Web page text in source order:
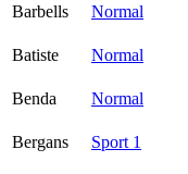
Barbells
Normal
Batiste
Normal
Benda
Normal
Bergans
Sport 1